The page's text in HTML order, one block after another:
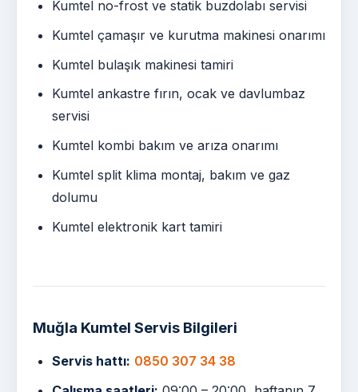
Kumtel no-frost ve statik buzdolabı servisi
Kumtel çamaşır ve kurutma makinesi onarımı
Kumtel bulaşık makinesi tamiri
Kumtel ankastre fırın, ocak ve davlumbaz
servisi
Kumtel kombi bakım ve arıza onarımı
Kumtel split klima montaj, bakım ve gaz
dolumu
Kumtel elektronik kart tamiri
Muğla Kumtel Servis Bilgileri
Servis hattı: 0850 307 34 38